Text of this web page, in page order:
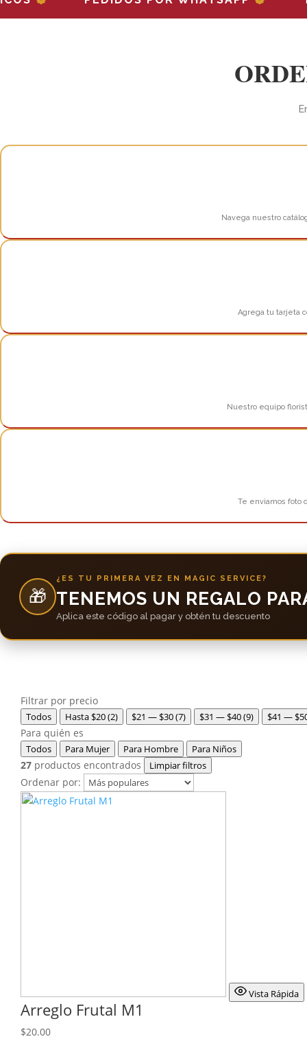
Navega nuestro
Agrega tu tarjeta
Nuestro equipo
Te enviamos foto
🎁
¿ES TU PRIMERA VEZ EN MAGIC SERVICE?
TENEMOS UN REGALO
Aplica este código al pagar y obtén tu descuento
Filtrar por precio
Todos Hasta $20(2) $21 — $30(7) $31 — $40(9) $41 —
Para quién es
Todos Para Mujer Para Hombre Para Niños
27 productos encontrados Limpiar filtros
Ordenar por:
Vista Rápida
Arreglo Frutal M1
$20.00